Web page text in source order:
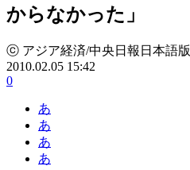
からなかった」
ⓒ アジア経済/中央日報日本語版
2010.02.05 15:42
0
あ
あ
あ
あ